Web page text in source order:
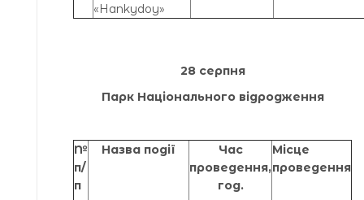
«Hankydoy»
28 серпня
Парк Національного відродження
№
п/
п
Назва події
Час
проведення,
год.
Місце
проведення